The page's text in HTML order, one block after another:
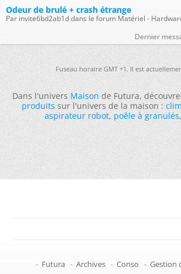
Odeur de brulé + crash étrange
Par invite6bd2ab1d dans le forum Matériel -
Dernier
Fuseau horaire GMT +1. Il est
Dans l'universMaisonde Futura,
produitssur l'univers de la maison :
aspirateur robot,poêle à granulés
- Futura - Archives - Conso - Gestion